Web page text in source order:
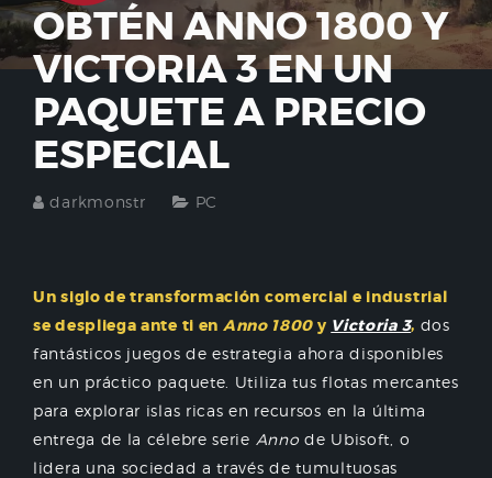
OBTÉN ANNO 1800 Y
VICTORIA 3 EN UN
PAQUETE A PRECIO
ESPECIAL
darkmonstr PC
Un siglo de transformación comercial e industrial
se despliega ante ti en Anno 1800 y Victoria 3, dos
fantásticos juegos de estrategia ahora disponibles
en un práctico paquete. Utiliza tus flotas mercantes
para explorar islas ricas en recursos en la última
entrega de la célebre serie Anno de Ubisoft, o
lidera una sociedad a través de tumultuosas